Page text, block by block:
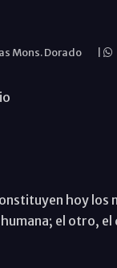
Mons. Dorado
hoy
el otro,